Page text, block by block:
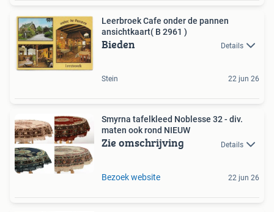
Leerbroek Cafe onder de pannen
ansichtkaart( B 2961 )
Bieden Details
Stein 22 jun 26
Smyrna tafelkleed Noblesse 32 - div.
maten ook rond NIEUW
Zie omschrijving Details
Bezoek website 22 jun 26